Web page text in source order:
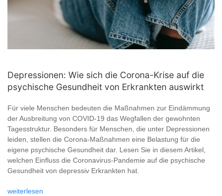
Depressionen: Wie sich die Corona-Krise auf die
psychische Gesundheit von Erkrankten auswirkt
Für viele Menschen bedeuten die Maßnahmen zur Eindämmung
der Ausbreitung von COVID-19 das Wegfallen der gewohnten
Tagesstruktur. Besonders für Menschen, die unter Depressionen
leiden, stellen die Corona-Maßnahmen eine Belastung für die
eigene psychische Gesundheit dar. Lesen Sie in diesem Artikel,
welchen Einfluss die Coronavirus-Pandemie auf die psychische
Gesundheit von depressiv Erkrankten hat.
weiterlesen